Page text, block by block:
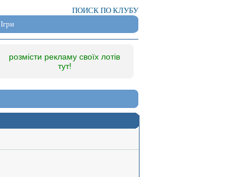
ПОИСК ПО КЛУБУ
Ігри
розмісти рекламу своїх лотів
тут!